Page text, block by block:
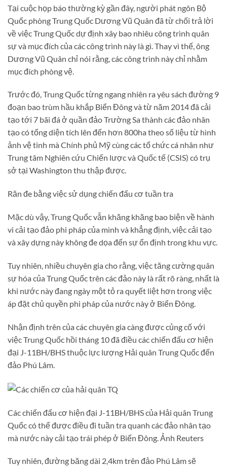
Tại cuộc họp báo thường kỳ gần đây, người phát ngôn Bộ
Quốc phòng Trung Quốc Dương Vũ Quân đã từ chối trả lời
về việc Trung Quốc dự định xây bao nhiêu công trình quân
sự và mục đích của các công trình này là gì. Thay vì thế, ông
Dương Vũ Quân chỉ nói rằng, các công trình này chỉ nhằm
mục đích phòng vệ.
Trước đó, Trung Quốc từng ngang nhiên ra yêu sách đường 9
đoạn bao trùm hầu khắp Biển Đông và từ năm 2014 đã cải
tạo tới 7 bãi đá ở quần đảo Trường Sa thành các đảo nhân
tạo có tổng diện tích lên đến hơn 800ha theo số liệu từ hình
ảnh vệ tinh mà Chính phủ Mỹ cùng các tổ chức cá nhân như
Trung tâm Nghiên cứu Chiến lược và Quốc tế (CSIS) có trụ
sở tại Washington thu thập được.
Răn đe bằng việc sử dụng chiến đấu cơ tuần tra
Mặc dù vậy, Trung Quốc vẫn khăng khăng bao biện về hành
vi cải tạo đảo phi pháp của mình và khẳng định, việc cải tạo
và xây dựng này không đe dọa đến sự ổn định trong khu vực.
Tuy nhiên, nhiều chuyên gia cho rằng, việc tăng cường quân
sự hóa của Trung Quốc trên các đảo này là rất rõ ràng, nhất là
khi nước này đang ngày một tỏ ra quyết liệt hơn trong việc
áp đặt chủ quyền phi pháp của nước này ở Biển Đông.
Nhận định trên của các chuyên gia càng được củng cố với
việc Trung Quốc hồi tháng 10 đã điều các chiến đấu cơ hiện
đại J-11BH/BHS thuộc lực lượng Hải quân Trung Quốc đến
đảo Phú Lâm.
Các chiến đấu cơ hiện đại J-11BH/BHS của Hải quân Trung
Quốc có thể được điều đi tuần tra quanh các đảo nhân tạo
mà nước này cải tạo trái phép ở Biển Đông. Ảnh Reuters
Tuy nhiên, đường băng dài 2,4km trên đảo Phú Lâm sẽ